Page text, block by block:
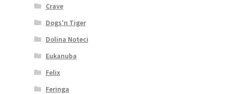
Crave
Dogs'n Tiger
Dolina Noteci
Eukanuba
Felix
Feringa